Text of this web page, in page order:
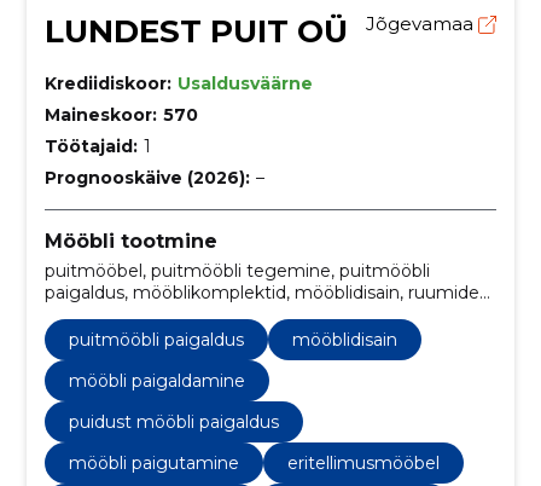
LUNDEST PUIT OÜ Jõgevamaa
Krediidiskoor: Usaldusväärne
Maineskoor: 570
Töötajaid: 1
Prognooskäive (2026): –
Mööbli tootmine
puitmööbel, puitmööbli tegemine, puitmööbli
paigaldus, mööblikomplektid, mööblidisain, ruumide
kujundamine, Mööbli paigaldamine, kohandatud
mööbel, puidust mööbel, puidust mööbli
valmistamine
puitmööbli paigaldus
mööblidisain
mööbli paigaldamine
puidust mööbli paigaldus
mööbli paigutamine
eritellimusmööbel